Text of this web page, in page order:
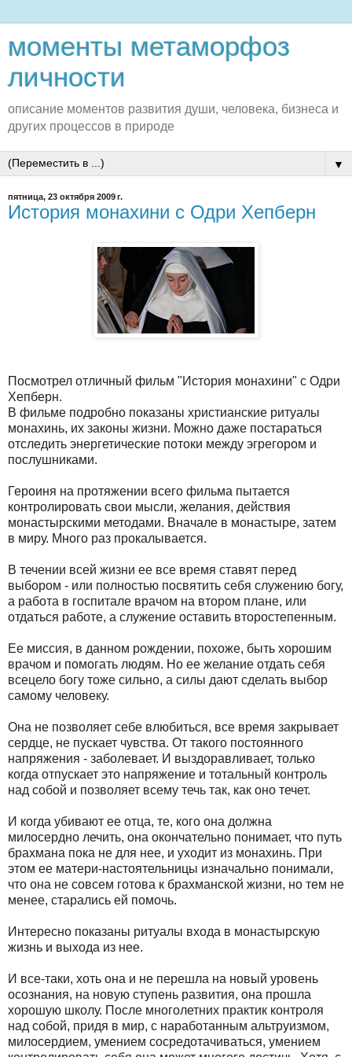
моменты метаморфоз
личности
описание моментов развития души, человека, бизнеса и
других процессов в природе
▼
пятница, 23 октября 2009 г.
История монахини с Одри Хепберн
Посмотрел отличный фильм "История монахини" с Одри
Хепберн.
В фильме подробно показаны христианские ритуалы
монахинь, их законы жизни. Можно даже постараться
отследить энергетические потоки между эгрегором и
послушниками.
Героиня на протяжении всего фильма пытается
контролировать свои мысли, желания, действия
монастырскими методами. Вначале в монастыре, затем
в миру. Много раз прокалывается.
В течении всей жизни ее все время ставят перед
выбором - или полностью посвятить себя служению богу,
а работа в госпитале врачом на втором плане, или
отдаться работе, а служение оставить второстепенным.
Ее миссия, в данном рождении, похоже, быть хорошим
врачом и помогать людям. Но ее желание отдать себя
всецело богу тоже сильно, а силы дают сделать выбор
самому человеку.
Она не позволяет себе влюбиться, все время закрывает
сердце, не пускает чувства. От такого постоянного
напряжения - заболевает. И выздоравливает, только
когда отпускает это напряжение и тотальный контроль
над собой и позволяет всему течь так, как оно течет.
И когда убивают ее отца, те, кого она должна
милосердно лечить, она окончательно понимает, что путь
брахмана пока не для нее, и уходит из монахинь. При
этом ее матери-настоятельницы изначально понимали,
что она не совсем готова к брахманской жизни, но тем не
менее, старались ей помочь.
Интересно показаны ритуалы входа в монастырскую
жизнь и выхода из нее.
И все-таки, хоть она и не перешла на новый уровень
осознания, на новую ступень развития, она прошла
хорошую школу. После многолетних практик контроля
над собой, придя в мир, с наработанным альтруизмом,
милосердием, умением сосредотачиваться, умением